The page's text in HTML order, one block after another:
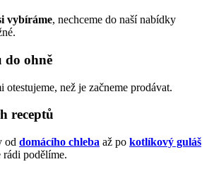
vybíráme, nechceme do naší nabídky
do ohně
než je začneme prodávat.
receptů
od domácího chleba až po kotlíkový guláš
rádi podělíme.